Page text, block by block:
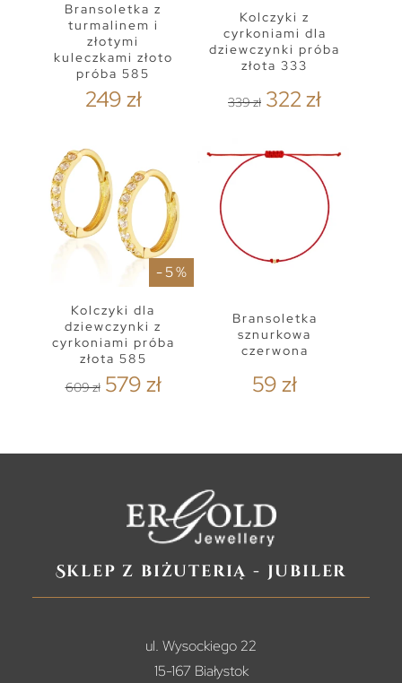
Bransoletka z
turmalinem i
złotymi
kuleczkami złoto
próba 585
249 zł
Kolczyki z
cyrkoniami dla
dziewczynki próba
złota 333
339 zł 322 zł
- 5 %
Kolczyki dla
dziewczynki z
cyrkoniami próba
złota 585
609 zł 579 zł
Bransoletka
sznurkowa
czerwona
59 zł
Sklep z biżuterią - jubiler
ul. Wysockiego 22
15-167 Białystok